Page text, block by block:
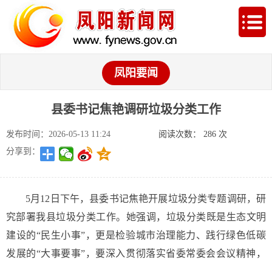
凤阳要闻
县委书记焦艳调研垃圾分类工作
发布时间：2026-05-13 11:24 阅读次数： 286 次
分享到：
5月12日下午，县委书记焦艳开展垃圾分类专题调研，研
究部署我县垃圾分类工作。她强调，垃圾分类既是生态文明
建设的“民生小事”，更是检验城市治理能力、践行绿色低碳
发展的“大事要事”，要深入贯彻落实省委常委会会议精神，